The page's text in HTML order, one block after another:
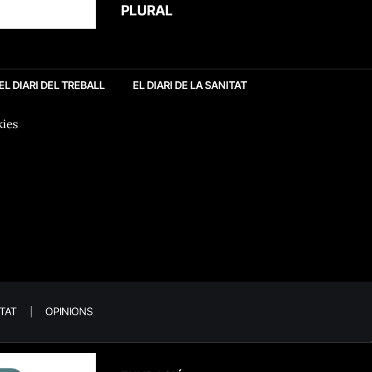
PLURAL
DIARI DEL TREBALL EL DIARI DE LA SANITAT
OPINIONS